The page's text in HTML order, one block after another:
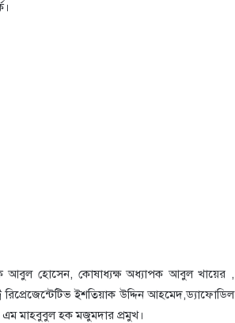
আবুল হোসেন, কোষাধ্যক্ষ অধ্যাপক আবুল খায়ের ,
ইশতিয়াক উদ্দিন আহমেদ,ড্যাফোডিল
এম মাহবুবুল হক মজুমদার প্রমুখ।